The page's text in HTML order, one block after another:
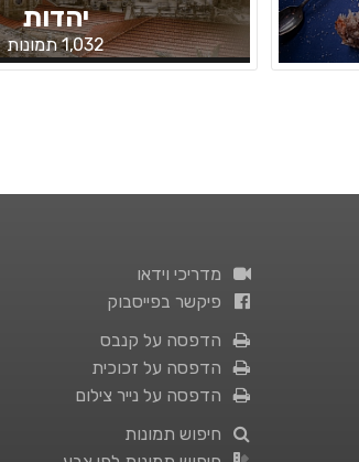
יהדות
1,032 תמונות
מדריכי וידאו
פיקשר בפייסבוק
הדפסה על קנבס
הדפסה על זכוכית
הדפסה על נייר צילום
חיפוש תמונות